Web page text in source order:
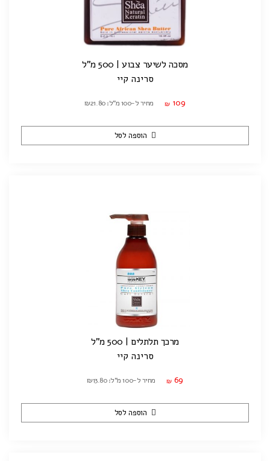
מסכה לשיער צבוע | 500 מ"ל
סרינה קיי
₪ 109 מחיר ל-100 מ"ל: ₪21.80
הוספה לסל
מרכך תלתלים | 500 מ"ל
סרינה קיי
₪ 69 מחיר ל-100 מ"ל: ₪13.80
הוספה לסל